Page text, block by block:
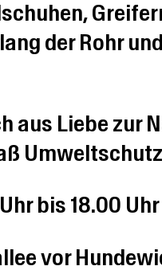
der Rohr
aus Liebe zur
bis 18.00 Uhr
vor